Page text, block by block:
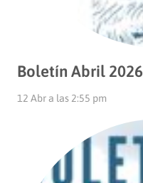
Boletín Abril 2026
12 Abr a las 2:55 pm